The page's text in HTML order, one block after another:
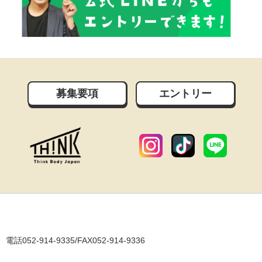
募集要項 エントリー
電話052-914-9335/FAX052-914-9336